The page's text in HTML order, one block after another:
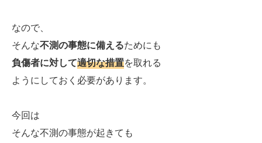
なので、
そんな不測の事態に備えるためにも
負傷者に対して適切な措置を取れる
ようにしておく必要があります。
今回は
そんな不測の事態が起きても